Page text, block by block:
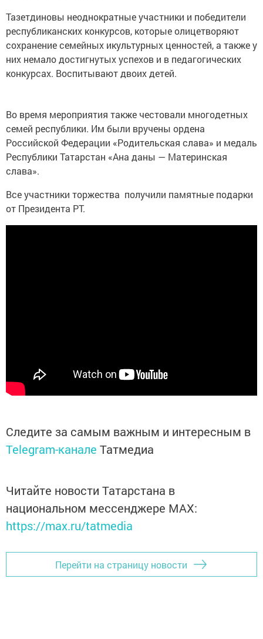
Тазетдиновы неоднократные участники и победители
республиканских конкурсов, которые олицетворяют
сохранение семейных икультурных ценностей, а также у
них немало достигнутых успехов и в педагогических
конкурсах. Воспитывают двоих детей.
Во время мероприятия также честовали многодетных
семей республики. Им были вручены ордена
Российской Федерации «Родительская слава» и медаль
Республики Татарстан «Ана даны — Материнская
слава».
Все участники торжества получили памятные подарки
от Президента РТ.
Следите за самым важным и интересным в
Telegram-канале Татмедиа
Читайте новости Татарстана в
национальном мессенджере MАХ:
https://max.ru/tatmedia
Перейти на страницу новости